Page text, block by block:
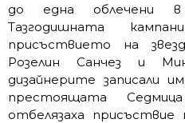
до една облечени в
Тазгодишната
присъствието на
Розелин Санчез и
дизайнерите записали
престоящата
отбелязаха